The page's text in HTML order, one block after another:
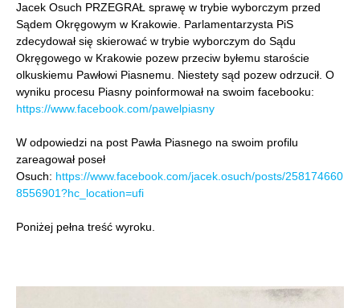
Jacek Osuch PRZEGRAŁ sprawę w trybie wyborczym przed
Sądem Okręgowym w Krakowie. Parlamentarzysta PiS
zdecydował się skierować w trybie wyborczym do Sądu
Okręgowego w Krakowie pozew przeciw byłemu staroście
olkuskiemu Pawłowi Piasnemu. Niestety sąd pozew odrzucił. O
wyniku procesu Piasny poinformował na swoim facebooku:
https://www.facebook.com/pawelpiasny
W odpowiedzi na post Pawła Piasnego na swoim profilu
zareagował poseł
Osuch: https://www.facebook.com/jacek.osuch/posts/258174660
8556901?hc_location=ufi
Poniżej pełna treść wyroku.